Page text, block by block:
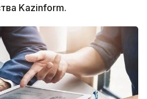
Kazinform.